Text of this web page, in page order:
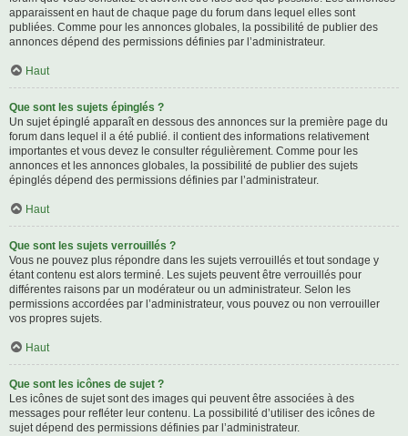
apparaissent en haut de chaque page du forum dans lequel elles sont
publiées. Comme pour les annonces globales, la possibilité de publier des
annonces dépend des permissions définies par l’administrateur.
Haut
Que sont les sujets épinglés ?
Un sujet épinglé apparaît en dessous des annonces sur la première page du
forum dans lequel il a été publié. il contient des informations relativement
importantes et vous devez le consulter régulièrement. Comme pour les
annonces et les annonces globales, la possibilité de publier des sujets
épinglés dépend des permissions définies par l’administrateur.
Haut
Que sont les sujets verrouillés ?
Vous ne pouvez plus répondre dans les sujets verrouillés et tout sondage y
étant contenu est alors terminé. Les sujets peuvent être verrouillés pour
différentes raisons par un modérateur ou un administrateur. Selon les
permissions accordées par l’administrateur, vous pouvez ou non verrouiller
vos propres sujets.
Haut
Que sont les icônes de sujet ?
Les icônes de sujet sont des images qui peuvent être associées à des
messages pour refléter leur contenu. La possibilité d’utiliser des icônes de
sujet dépend des permissions définies par l’administrateur.